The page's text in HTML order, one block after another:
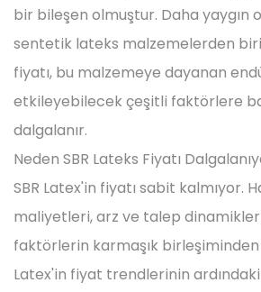
bir bileşen olmuştur. Daha yaygın
sentetik lateks malzemelerden biri
fiyatı, bu malzemeye dayanan
etkileyebilecek çeşitli faktörlere
dalgalanır.
Neden SBR Lateks Fiyatı
SBR Latex'in fiyatı sabit kalmıyor.
maliyetleri, arz ve talep
faktörlerin karmaşık birleşiminden
Latex'in fiyat trendlerinin